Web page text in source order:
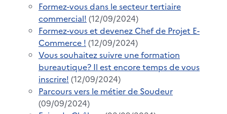
Formez-vous dans le secteur tertiaire
commercial! (12/09/2024)
Formez-vous et devenez Chef de Projet E-
Commerce ! (12/09/2024)
Vous souhaitez suivre une formation
bureautique? Il est encore temps de vous
inscrire! (12/09/2024)
Parcours vers le métier de Soudeur
(09/09/2024)